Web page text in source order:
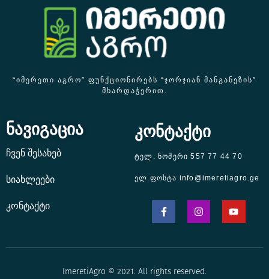
“ᲘᲛᲔᲠᲔᲗᲘ ᲐᲒᲠᲝ” ᲤᲣᲜᲥᲪᲘᲝᲜᲘᲠᲔᲑᲡ “ᲯᲝᲠᲯᲘᲐᲜ ᲛᲐᲜᲒᲐᲜᲔᲖᲘᲡ”
ᲛᲮᲐᲠᲓᲐᲭᲔᲠᲘᲗ.
ნავიგაცია
ჩვენ შესახებ
სიახლეები
კონტაქტი
კონტაქტი
ტელ. ნომერი 557 77 44 70
ელ.ფოსტა info@imeretiagro.ge
ImeretiAgro © 2021. All rights reserved.